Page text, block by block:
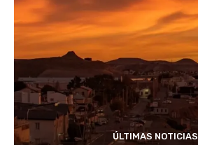
ÚLTIMAS NOTICIAS